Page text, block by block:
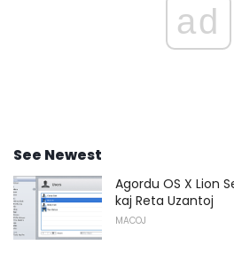
ad
See Newest
Agordu OS X Lion
kaj Reta Uzantoj
MACOJ